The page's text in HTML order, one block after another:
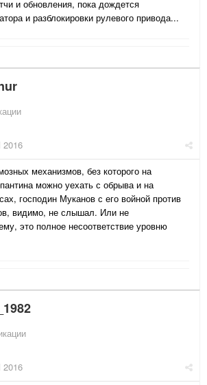
и обновления, пока дождется
и разблокировки рулевого привода...
2016
механизмов, без которого на
можно уехать с обрыва и на
господин Муканов с его войной против
видимо, не слышал. Или не
это полное несоответствие уровню
2016